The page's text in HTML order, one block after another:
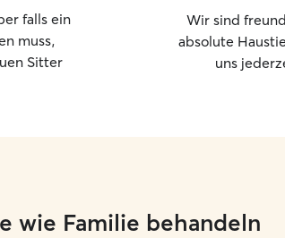
falls ein
muss,
Sitter
Wir sind
absolute
uns
wie Familie behandeln